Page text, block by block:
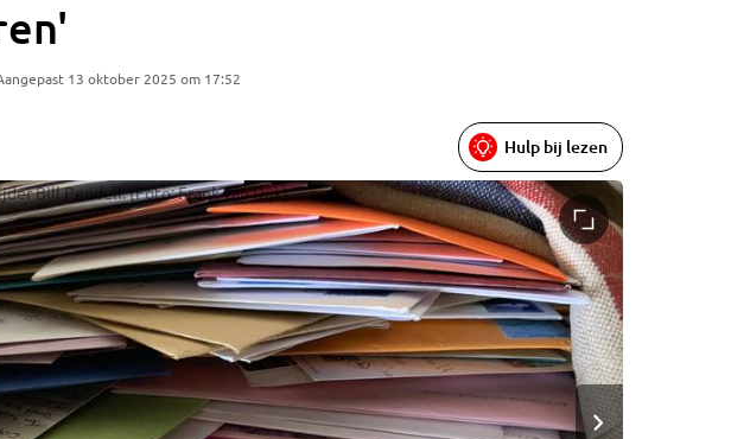
13 oktober 2025 om 17:52
Bill Pendell. (Foto: Frank van Dijk)
Hulp bij lezen